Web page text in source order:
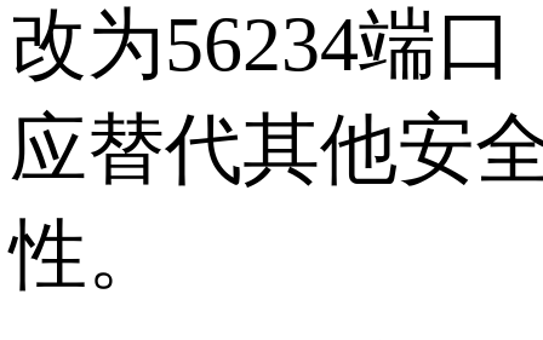
改为56234端口
应替代其他安
性。